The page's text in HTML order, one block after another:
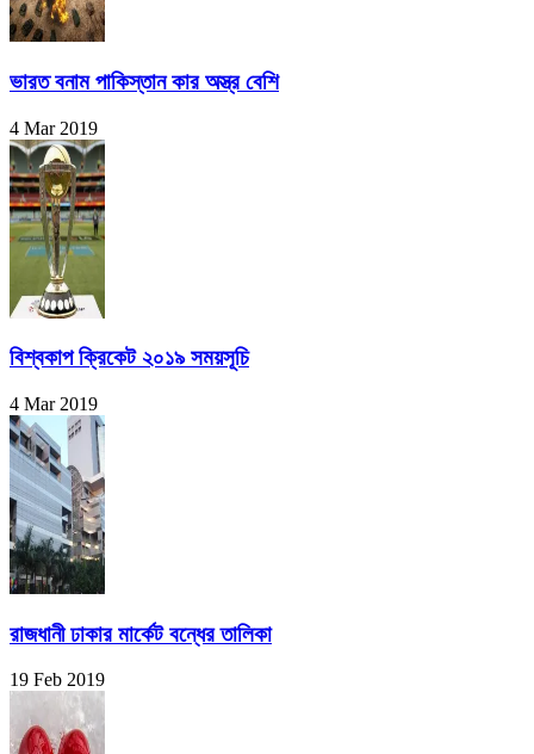
ভারত বনাম পাকিস্তান কার অস্ত্র বেশি
4 Mar 2019
বিশ্বকাপ ক্রিকেট ২০১৯ সময়সূচি
4 Mar 2019
রাজধানী ঢাকার মার্কেট বন্ধের তালিকা
19 Feb 2019